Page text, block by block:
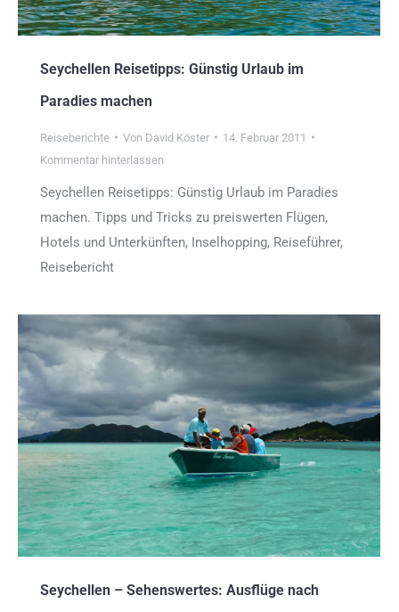
Seychellen Reisetipps: Günstig Urlaub im
Paradies machen
Reiseberichte Von David Köster
14. Februar 2011
Kommentar hinterlassen
Seychellen Reisetipps: Günstig Urlaub im Paradies
machen. Tipps und Tricks zu preiswerten Flügen,
Hotels und Unterkünften, Inselhopping, Reiseführer,
Reisebericht
Seychellen – Sehenswertes: Ausflüge nach